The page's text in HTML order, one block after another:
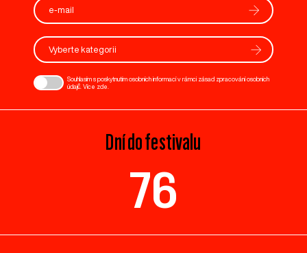
Vyberte kategorii
Souhlasím s poskytnutím osobních informací v rámci zásad zpracování osobních
údajů. Více zde
Dní do festivalu
76